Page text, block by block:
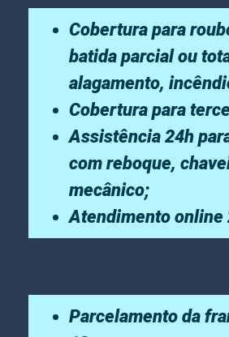
Cobertura para
batida parcial ou
alagamento,
Cobertura para
Assistência 24h
com reboque,
mecânico;
Atendimento online
Parcelamento da